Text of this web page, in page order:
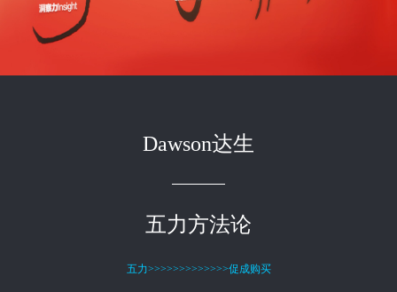
Dawson达生
五力方法论
五力>>>>>>>>>>>>>促成购买